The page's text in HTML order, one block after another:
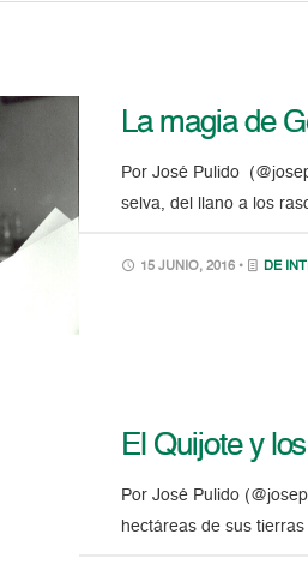
La magia de
Por José Pulido
selva, del llano a los
15 JUNIO, 2016 • DE
El Quijote y
Por José Pulido
hectáreas de sus